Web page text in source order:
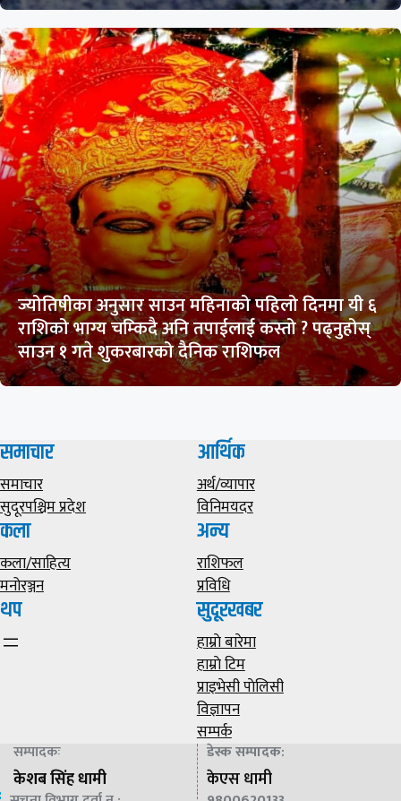
ज्योतिषीका अनुसार साउन महिनाको पहिलो दिनमा यी ६
राशिको भाग्य चम्किदै अनि तपाईलाई कस्तो ? पढ्नुहोस्
साउन १ गते शुकरबारको दैनिक राशिफल
समाचार
समाचार
सुदूरपश्चिम प्रदेश
आर्थिक
अर्थ/व्यापार
विनिमयदर
कला
कला/साहित्य
मनोरञ्जन
अन्य
राशिफल
प्रविधि
थप सुदूरखबर
हाम्राे बारेमा
हाम्राे टिम
प्राइभेसी पाेलिसी
विज्ञापन
सम्पर्क
सम्पादकः
केशब सिंह धामी
डेस्क सम्पादक:
केएस धामी